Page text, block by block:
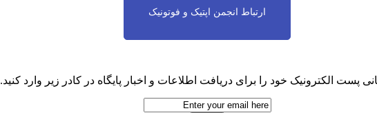
ارتباط انجمن اپتیک و فوتونیک
پست الکترونیک خود را برای دریافت اطلاعات و اخبار پایگاه در کادر زیر وارد کنید.